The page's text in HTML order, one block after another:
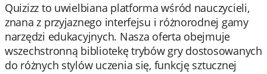
Quizizz to uwielbiana platforma wśród nauczycieli,
znana z przyjaznego interfejsu i różnorodnej gamy
narzędzi edukacyjnych. Nasza oferta obejmuje
wszechstronną bibliotekę trybów gry dostosowanych
do różnych stylów uczenia się, funkcję sztucznej